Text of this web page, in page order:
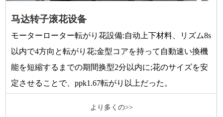
马达转子滚花设备
モーターローター転がり花設備:自动上下材料、リズム8s
以内で4方向と転がり花;金型コアを持って自動速い換機
能を短縮するまでの期間换型2分以内に;花のサイズを安
定させることで、ppk1.67転がり以上だった。
より多くの>>